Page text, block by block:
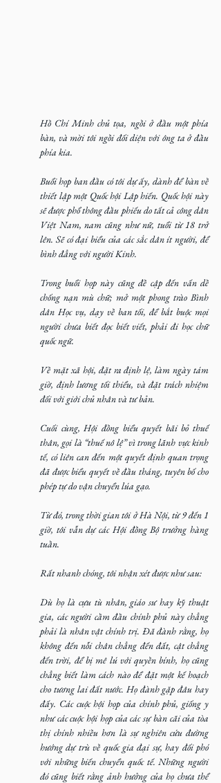
Hồ Chí Minh chủ tọa, ngồi ở đầu một phía
bàn, và mời tôi ngồi đối diện với ông ta ở đầu
phía kia.
Buổi họp ban đầu có tôi dự ấy, dành để bàn về
thiết lập một Quốc hội Lập hiến. Quốc hội này
sẽ được phổ thông đầu phiếu do tất cả công dân
Việt Nam, nam cũng như nữ, tuổi từ 18 trở
lên. Sẽ có đại biểu của các sắc dân ít người, để
bình đẳng với người Kinh.
Trong buổi họp này cũng đề cập đến vấn dề
chống nạn mù chữ; mở một phong trào Bình
dân Học vụ, dạy về ban tối, để bắt buộc mọi
người chưa biết đọc biết viết, phải đi học chữ
quốc ngữ.
Về mặt xã hội, đặt ra định lệ, làm ngày tám
giờ, định lương tối thiểu, và đặt trách nhiệm
đối với giới chủ nhân và tư bản.
Cuối cùng, Hội đồng biểu quyết bãi bỏ thuế
thân, gọi là “thuế nô lệ” vì trong lãnh vực kinh
tế, có liên can đến một quyết định quan trọng
đã được biểu quyết về đầu tháng, tuyên bố cho
phép tự do vận chuyển lúa gạo.
Từ đó, trong thời gian tôi ở Hà Nội, từ 9 đến 1
giờ, tôi vẫn dự các Hội đồng Bộ trưởng hàng
tuần.
Rất nhanh chóng, tôi nhận xét được như sau:
Dù họ là cựu tù nhân, giáo sư hay kỹ thuật
gia, các người cầm đầu chính phủ này chẳng
phải là nhân vật chính trị. Đã đành rằng, họ
không đến nỗi chân chẳng đến đất, cật chẳng
đến trời, để bị mê lú với quyền bính, họ cũng
chẳng biết làm cách nào để đặt một kế hoạch
cho tương lai đất nước. Họ đành gặp đâu hay
đấy. Các cuộc hội họp của chính phủ, giống y
như các cuộc hội họp của các sự bàn cãi của tòa
thị chính nhiều hơn là sự nghiên cứu đường
hướng dự trù về quốc gia đại sự, hay đối phó
với những biến chuyển quốc tế. Những người
đó cũng biết rằng ảnh hưởng của họ chưa thể